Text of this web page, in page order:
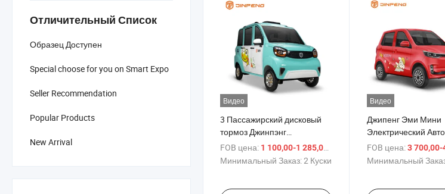
Отличительный Список
Образец Доступен
Special choose for you on Smart Expo
Seller Recommendation
Popular Products
New Arrival
Видео
3 Пассажирский дисковый
тормоз Джинпэнг
Транспортное средство для
пассажиров Трехколесный
электрический автомобиль
FOB цена: 1 100,00-1 285,00 $
Минимальный Заказ:2 Куски
Видео
Джипенг Эми Мини
Электрический
ЕЭК Кок ЭВ Кар
FOB цена: 3 700,00-4
Минимальный